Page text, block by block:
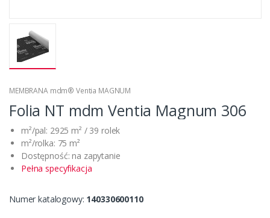
MEMBRANA mdm® Ventia MAGNUM
Folia NT mdm Ventia Magnum 306
m²/pal: 2925 m² / 39 rolek
m²/rolka: 75 m²
Dostępność: na zapytanie
Pełna specyfikacja
Numer katalogowy: 140330600110